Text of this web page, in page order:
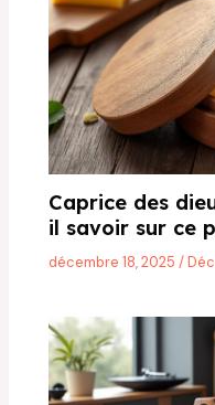
Caprice des
il savoir sur ce
décembre 18, 2025/